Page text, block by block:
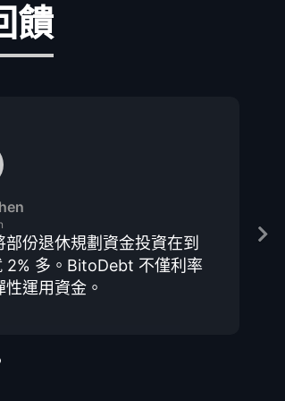
饋
份退休規劃資金投資在到
2% 多。BitoDebt 不僅利率
運用資金。